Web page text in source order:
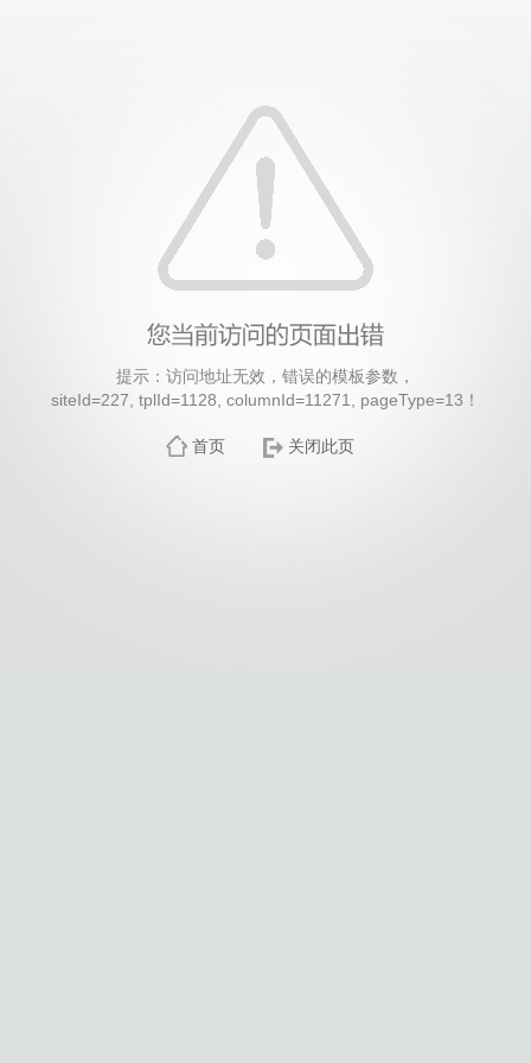
提示：访问地址无效，错误的模板参数，
siteId=227, tplId=1128, columnId=11271, pageType=13！
首页 关闭此页